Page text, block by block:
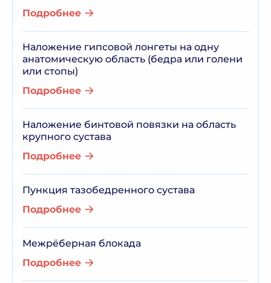
Подробнее
Наложение гипсовой лонгеты на одну
анатомическую область (бедра или голени
или стопы)
Подробнее
Наложение бинтовой повязки на область
крупного сустава
Подробнее
Пункция тазобедренного сустава
Подробнее
Межрёберная блокада
Подробнее